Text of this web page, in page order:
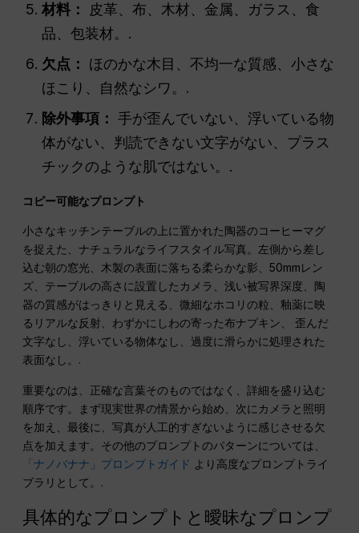
材料：
皮革、布、木材、金属、ガラス、食
品、包装材。.
欠点：
ほのかな木目、不均一な質感、小さな
ほこり、自然なシワ。.
除外事項： 手が歪んでいない、浮いている物
体がない、判読できない文字がない、プラス
チックのような肌ではない。.
コピー可能なプロンプト
小さなキッチンテーブルの上に置かれた陶器のコーヒーマグ
を捉えた、ナチュラルなライフスタイル写真。左側から差し
込む朝の窓光、木製の表面に落ちる柔らかな影、50mmレン
ズ、テーブルの高さに設置したカメラ、浅い被写界深度、陶
器の質感がはっきりと見える、微細なホコリの粒、釉薬に映
るリアルな反射、わずかにしわの寄った布ナプキン、 歪んだ
文字なし、浮いている物体なし、過度に滑らかに処理された
表面なし。.
重要なのは、正確な言葉そのものではなく、詳細を盛り込む
順序です。まず現実世界の情景から始め、次にカメラと照明
を加え、最後に、写真が人工的すぎないように感じさせる欠
点を加えます。その他のプロンプトのパターンについては、
「ナノバナナ」プロンプトガイド より高度なプロンプトライ
ブラリとして。.
具体的なプロンプトと曖昧なプロンプ